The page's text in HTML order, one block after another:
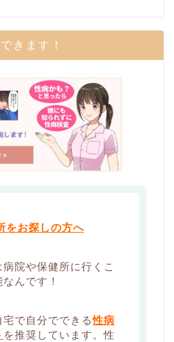
きます！
をお探しの方へ
院や保健所に行くこ
んです！
で自分でできる性病
を推奨しています。性